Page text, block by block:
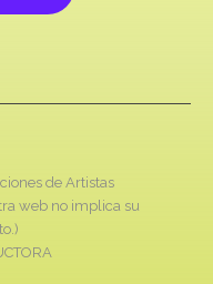
de Artistas
web no implica su